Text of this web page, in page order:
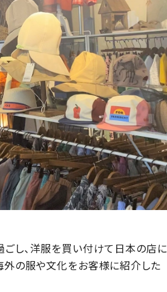
し、洋服を買い付けて日本の店に
外の服や文化をお客様に紹介した